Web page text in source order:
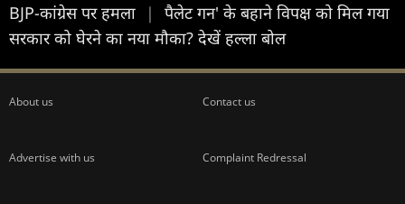
BJP-कांग्रेस पर हमला
|
पैलेट गन' के बहाने विपक्ष को मिल गया
सरकार को घेरने का नया मौका? देखें हल्ला बोल
About us Contact us
Advertise with us Complaint Redressal